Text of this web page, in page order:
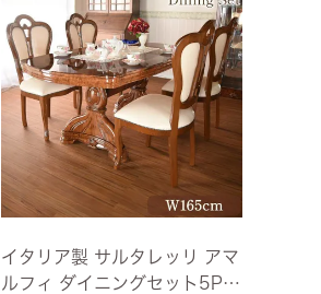
イタリア製 サルタレッリ アマ
ルフィ ダイニングセット5P 4